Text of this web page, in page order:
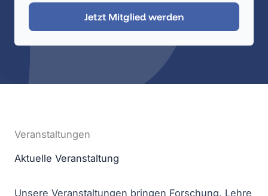
Jetzt Mit­glied wer­den
Ver­an­stal­tun­gen
Aktu­el­le Ver­an­stal­tung
Unse­re Ver­an­stal­tun­gen brin­gen For­schung, Leh­re